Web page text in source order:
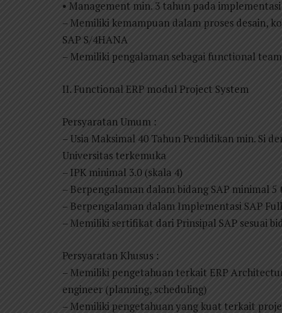
• Management min. 3 tahun pada
– Memiliki kemampuan dalam proses desain,
SAP S/4HANA
– Memiliki pengalaman sebagai functional
II. Functional ERP modul Project System
Persyaratan Umum :
– Usia Maksimal 40 Tahun Pendidikan min. Si
Universitas terkemuka
– IPK minimal 3.0 (skala 4)
– Berpengalaman dalam bidang SAP minimal 5
– Berpengalaman dalam Implementasi SAP
– Memiliki sertifikat dari Prinsipal SAP sesuai
Persyaratan Khusus :
– Memiliki pengetahuan terkait ERP
engineer (planning, scheduling)
– Memiliki pengetahuan yang kuat terkait